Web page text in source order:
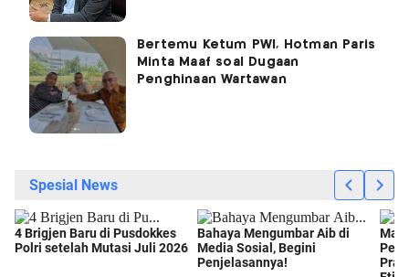
Bertemu Ketum PWI, Hotman Paris
Minta Maaf soal Dugaan
Penghinaan Wartawan